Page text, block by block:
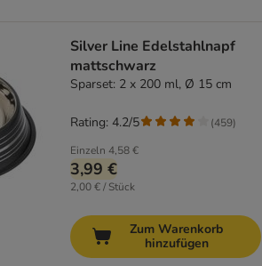
Silver Line Edelstahlnapf
mattschwarz
Sparset: 2 x 200 ml, Ø 15 cm
Einzeln 4,58 €
3,99 €
2,00 € / Stück
Rating: 4.2/5 (459)
Zum Warenkorb
hinzufügen